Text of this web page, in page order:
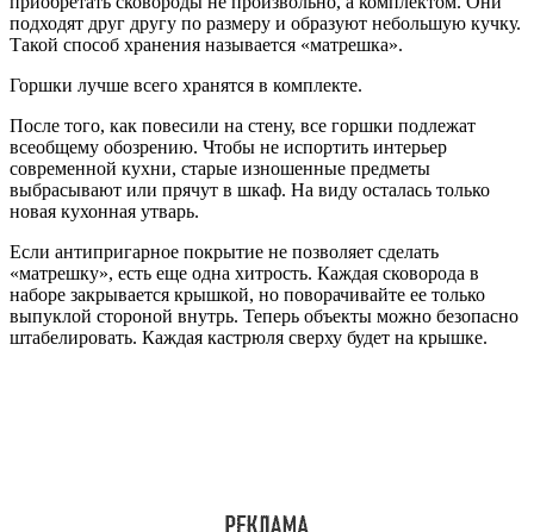
подходят друг другу по размеру и образуют небольшую кучку.
Такой способ хранения называется «матрешка».
Горшки лучше всего хранятся в комплекте.
После того, как повесили на стену, все горшки подлежат
всеобщему обозрению. Чтобы не испортить интерьер
современной кухни, старые изношенные предметы
выбрасывают или прячут в шкаф. На виду осталась только
новая кухонная утварь.
Если антипригарное покрытие не позволяет сделать
«матрешку», есть еще одна хитрость. Каждая сковорода в
наборе закрывается крышкой, но поворачивайте ее только
выпуклой стороной внутрь. Теперь объекты можно безопасно
штабелировать. Каждая кастрюля сверху будет на крышке.